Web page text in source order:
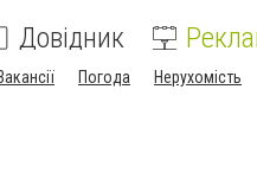
Довідник
Вакансії Погода Нерухомість